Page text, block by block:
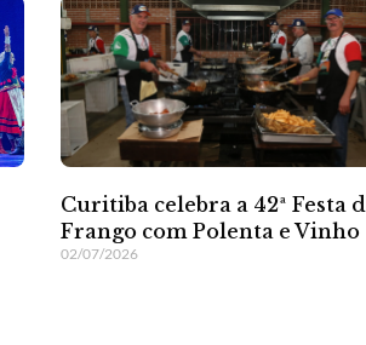
Curitiba celebra a 42ª Festa
Frango com Polenta e Vinho
02/07/2026